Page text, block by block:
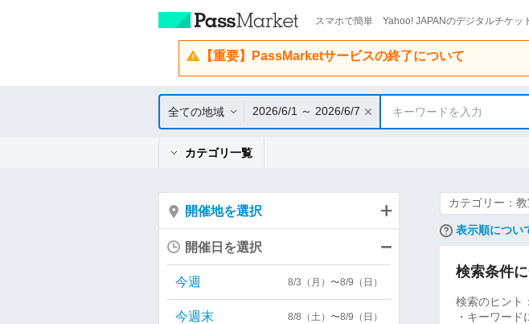
スマホで簡単 Yahoo! JAPANのデジタルチケッ
【重要】PassMarketサービスの終了について
全ての地域 2026/6/1 ～ 2026/6/7 キーワードを入力
カテゴリ一覧
カテゴリー：
表示順につい
検索条件
検索のヒント：
・キーワード
開催地を選択
開催日を選択
今週 8/3（月）〜8/9（日）
今週末 8/8（土）〜8/9（日）